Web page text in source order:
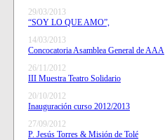
29/03/2013
“SOY LO QUE AMO”,
14/03/2013
Concocatoria Asamblea General de AAA
26/11/2012
III Muestra Teatro Solidario
20/10/2012
Inauguración curso 2012/2013
27/09/2012
P. Jesús Torres & Misión de Tolé